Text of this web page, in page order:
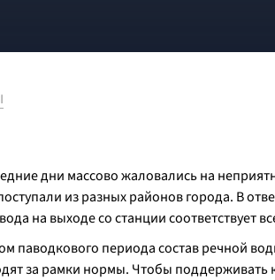
дни массово жаловались на
из разных районов города. В
на выходе со станции соответствует
паводкового периода состав речной
за рамки нормы. Чтобы поддерживать